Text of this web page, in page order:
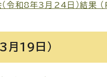
令和8年3月24日）結果
月19日）